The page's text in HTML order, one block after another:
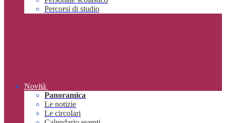
Percorsi di studio
Novità
Panoramica
Le notizie
Le circolari